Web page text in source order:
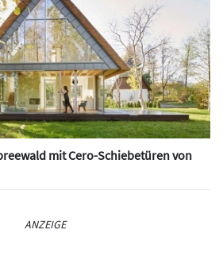
mit Cero-Schiebetüren von
ANZEIGE